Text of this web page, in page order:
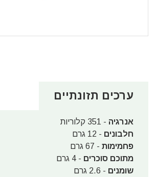
ערכים תזונתיים
אנרגיה - 351 קלוריות
חלבונים - 12 גרם
פחמימות - 67 גרם
מתוכם סוכרים - 4 גרם
שומנים - 2.6 גרם